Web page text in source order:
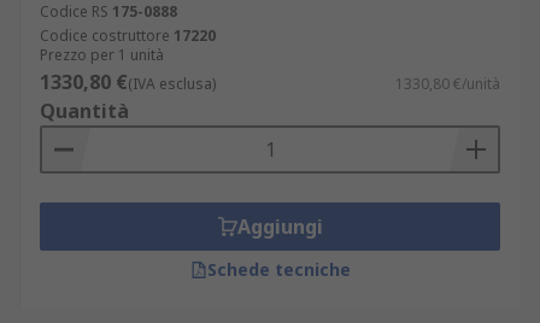
Codice RS 175-0888
Codice costruttore 17220
Prezzo per 1 unità
1330,80 €(IVA esclusa) 1330,80 €/unità
Quantità
Aggiungi
Schede tecniche